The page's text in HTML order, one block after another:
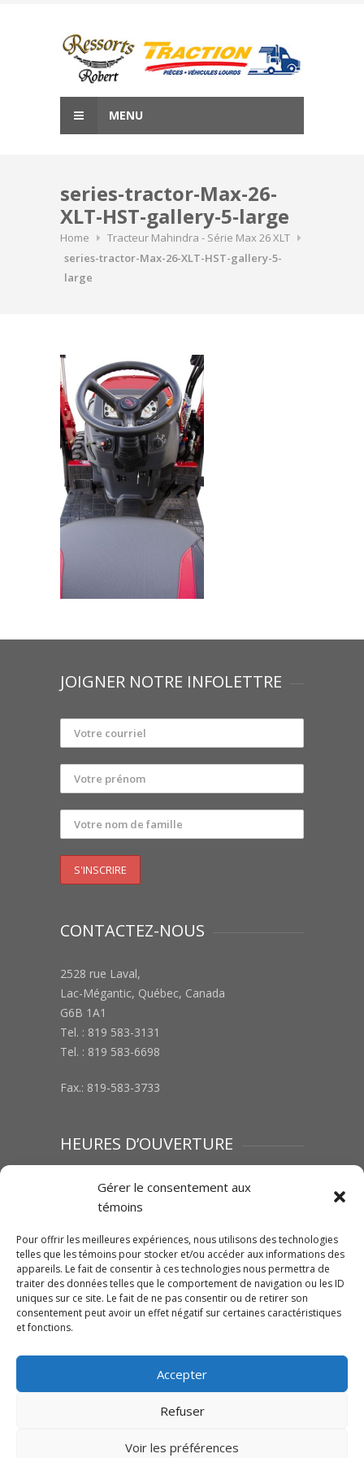
Gérer le consentement aux
témoins
Pour offrir les meilleures expériences, nous utilisons des technologies
telles que les témoins pour stocker et/ou accéder aux informations des
appareils. Le fait de consentir à ces technologies nous permettra de
traiter des données telles que le comportement de navigation ou les ID
uniques sur ce site. Le fait de ne pas consentir ou de retirer son
consentement peut avoir un effet négatif sur certaines caractéristiques
et fonctions.
Accepter
Refuser
Voir les préférences
MENU
series-tractor-Max-26-
XLT-HST-gallery-5-large
Home
Tracteur Mahindra - Série Max 26 XLT
series-tractor-Max-26-XLT-HST-gallery-5-
large
JOIGNER NOTRE INFOLETTRE
CONTACTEZ-NOUS
2528 rue Laval,
Lac-Mégantic, Québec, Canada
G6B 1A1
Tel. : 819 583-3131
Tel. : 819 583-6698
Fax.: 819-583-3733
HEURES D’OUVERTURE
Dimanche : Fermé
SUIVEZ-NOUS SUR FACEBOOK
Traction Mégantic-Mahindra
Cliquez pour accepter les témoins
marketing et activer ce contenu